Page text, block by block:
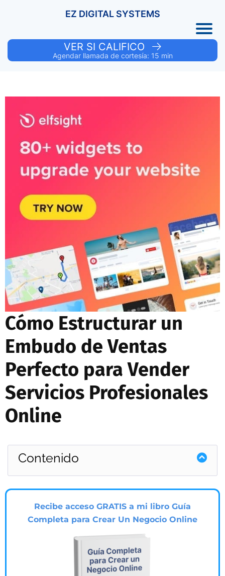
EZ DIGITAL SYSTEMS
VER SI CALIFICO
Agendar llamada de cortesía: 15 min
Cómo Estructurar un
Embudo de Ventas
Perfecto para Vender
Servicios Profesionales
Online
Contenido
Recibe acceso GRATIS a mi libro Guía
Completa para Crear Un Negocio Online